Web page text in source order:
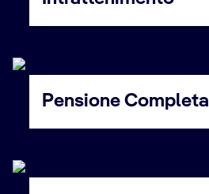
Pensione Completa